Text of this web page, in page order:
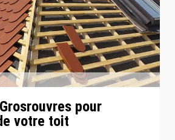
pour
votre toit